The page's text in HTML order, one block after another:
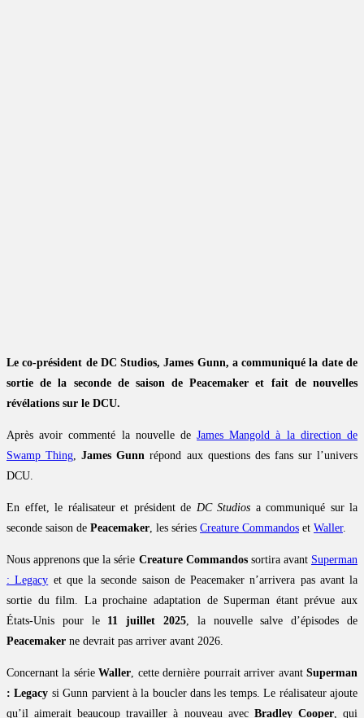
Le co-président de DC Studios, James Gunn, a communiqué la date de
sortie de la seconde de saison de Peacemaker et fait de nouvelles
révélations sur le DCU.
Après avoir commenté la nouvelle deJames Mangold à la direction de
Swamp Thing,James Gunn répond aux questions des fans sur l’univers
DCU.
En effet, le réalisateur et président de DC Studios a communiqué sur la
seconde saison de Peacemaker, les séries Creature Commandos et Waller.
Nous apprenons que la série Creature Commandossortira avant Superman
: Legacy et que la seconde saison de Peacemaker n’arrivera pas avant la
sortie du film. La prochaine adaptation de Superman étant prévue aux
États-Unis pour le 11 juillet 2025, la nouvelle salve d’épisodes de
Peacemaker ne devrait pas arriver avant 2026.
Concernant la sérieWaller, cette dernière pourrait arriver avantSuperman
: Legacy si Gunn parvient à la boucler dans les temps. Le réalisateur ajoute
qu’il aimerait beaucoup travailler à nouveau avec Bradley Cooper, qui